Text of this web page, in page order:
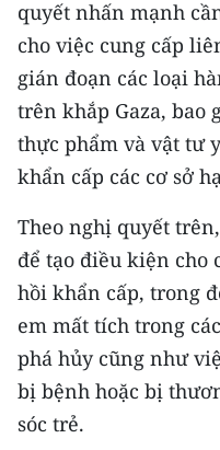
MỘT SẢN PHẨM
RADIO
MEDIA CENTER
E-Magazine
Video
Media Chính trị
Media Kinh tế
Media Văn hóa
Media Xã hội
quyết nhấn mạnh
cho việc cung cấp
gián đoạn các loại
trên khắp Gaza, bao
thực phẩm và vật tư
khẩn cấp các cơ sở
Theo nghị quyết
để tạo điều kiện cho
hồi khẩn cấp, trong
em mất tích trong
phá hủy cũng như
bị bệnh hoặc bị
sóc trẻ.